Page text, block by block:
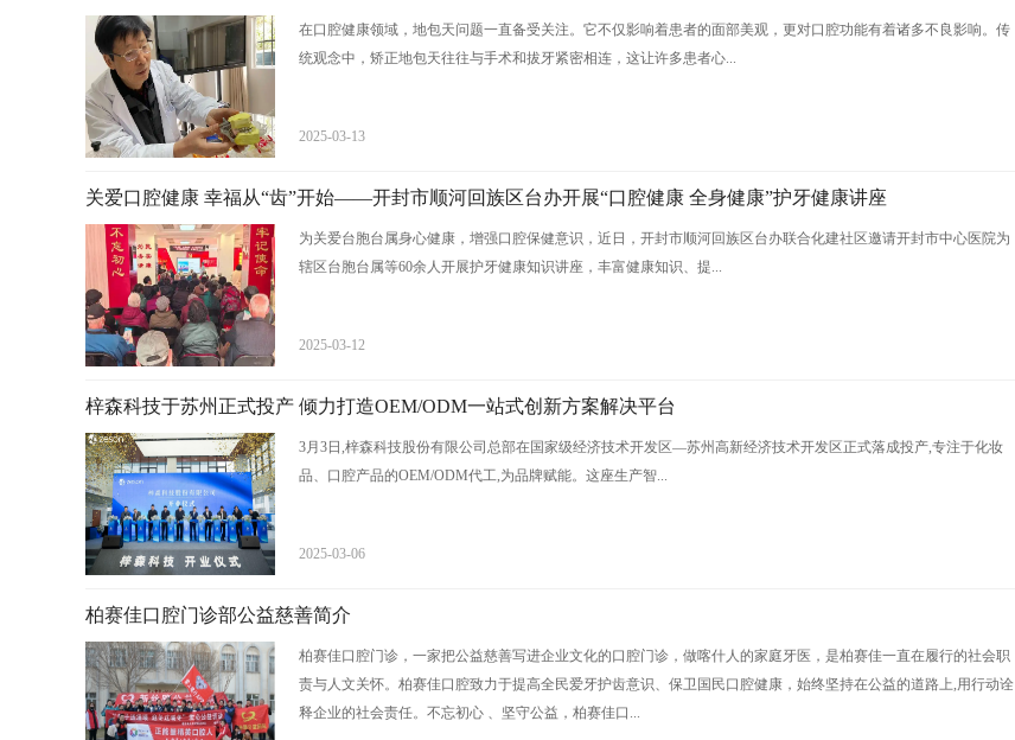
在口腔健康领域，地包天问题一直备受关注。它不仅影响着患者的面部美观，更对口腔功能有着诸多不良影响。传
统观念中，矫正地包天往往与手术和拔牙紧密相连，这让许多患者心...
2025-03-13
关爱口腔健康 幸福从“齿”开始——开封市顺河回族区台办开展“口腔健康 全身健康”护牙健康讲座
为关爱台胞台属身心健康，增强口腔保健意识，近日，开封市顺河回族区台办联合化建社区邀请开封市中心医院为
辖区台胞台属等60余人开展护牙健康知识讲座，丰富健康知识、提...
2025-03-12
梓森科技于苏州正式投产 倾力打造OEM/ODM一站式创新方案解决平台
3月3日,梓森科技股份有限公司总部在国家级经济技术开发区—苏州高新经济技术开发区正式落成投产,专注于化妆
品、口腔产品的OEM/ODM代工,为品牌赋能。这座生产智...
2025-03-06
柏赛佳口腔门诊部公益慈善简介
柏赛佳口腔门诊，一家把公益慈善写进企业文化的口腔门诊，做喀什人的家庭牙医，是柏赛佳一直在履行的社会职
责与人文关怀。柏赛佳口腔致力于提高全民爱牙护齿意识、保卫国民口腔健康，始终坚持在公益的道路上,用行动诠
释企业的社会责任。不忘初心 、坚守公益，柏赛佳口...